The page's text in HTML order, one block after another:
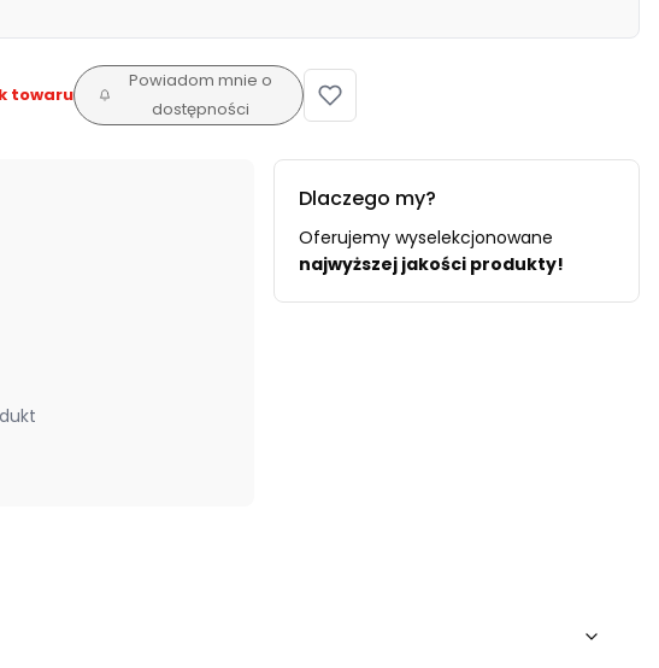
towaru
Powiadom mnie o
dostępności
Dlaczego my?
Oferujemy wyselekcjonowane
najwyższej jakości produkty!